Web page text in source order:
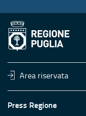
Area riservata
Press Regione